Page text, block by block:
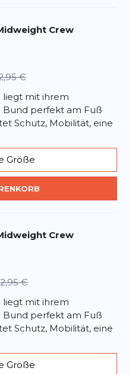
Crew
€
liegt mit ihrem
Bund perfekt am Fuß
Schutz, Mobilität, eine
Größe
Crew
€
liegt mit ihrem
Bund perfekt am Fuß
Schutz, Mobilität, eine
Größe